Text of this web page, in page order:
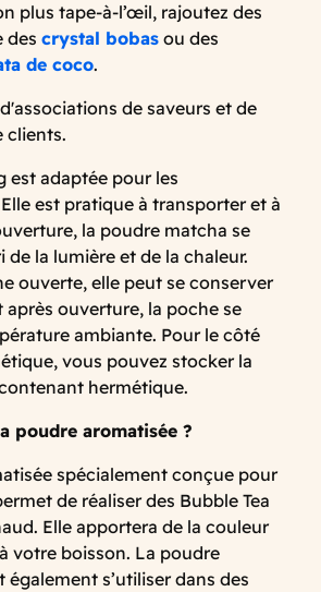
plus tape-à-l’œil, rajoutez des
des crystal bobas ou des
de coco.
de saveurs et de
clients.
est adaptée pour les
est pratique à transporter et à
la poudre matcha se
de la lumière et de la chaleur.
ouverte, elle peut se conserver
après ouverture, la poche se
ambiante. Pour le côté
vous pouvez stocker la
hermétique.
poudre aromatisée ?
spécialement conçue pour
de réaliser des Bubble Tea
Elle apportera de la couleur
votre boisson. La poudre
s’utiliser dans des